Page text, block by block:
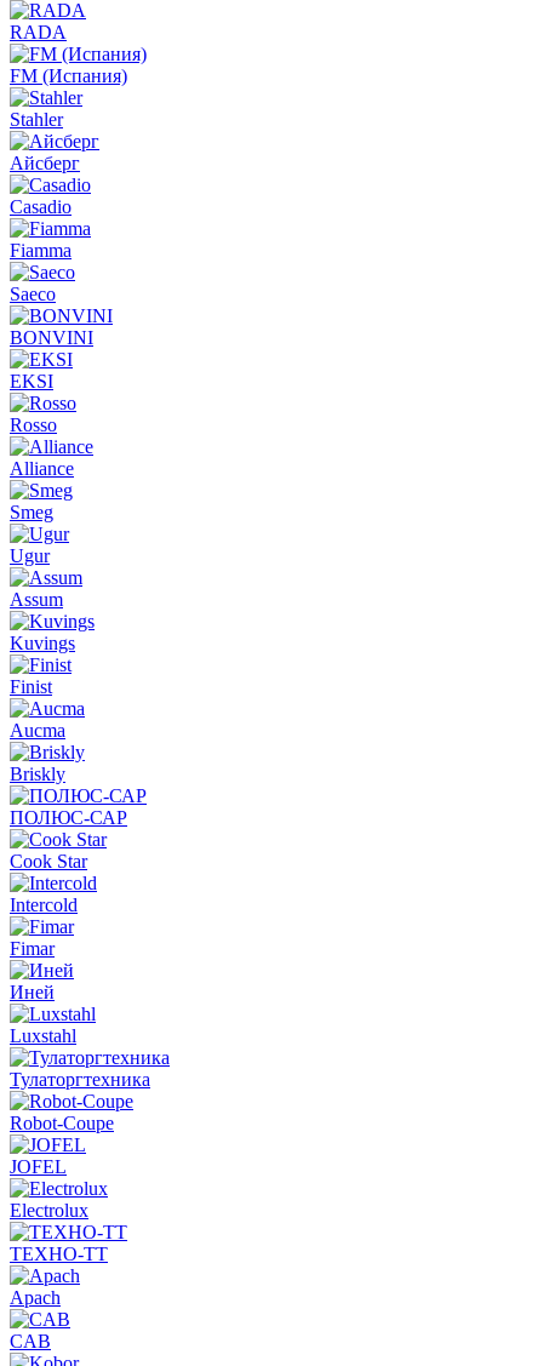
RADA
FM (Испания)
Stahler
Айсберг
Casadio
Fiamma
Saeco
BONVINI
EKSI
Rosso
Alliance
Smeg
Ugur
Assum
Kuvings
Finist
Aucma
Briskly
ПОЛЮС-САР
Cook Star
Intercold
Fimar
Иней
Luxstahl
Тулаторгтехника
Robot-Coupe
JOFEL
Electrolux
ТЕХНО-ТТ
Apach
CAB